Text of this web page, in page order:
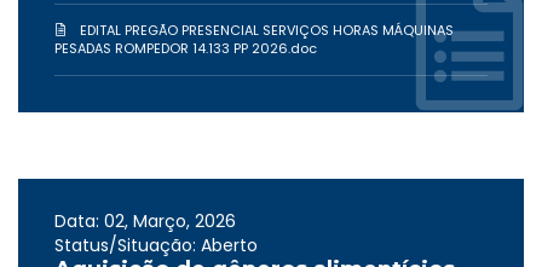
EDITAL PREGÃO PRESENCIAL SERVIÇOS HORAS MÁQUINAS
PESADAS ROMPEDOR 14.133 PP 2026.doc
Data: 02, Março, 2026
Status/Situação: Aberto